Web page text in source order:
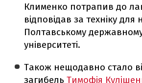
Клименко потрапив до
відповідав за техніку
Полтавському
університеті.
Також нещодавно стало
загибель Тимофія